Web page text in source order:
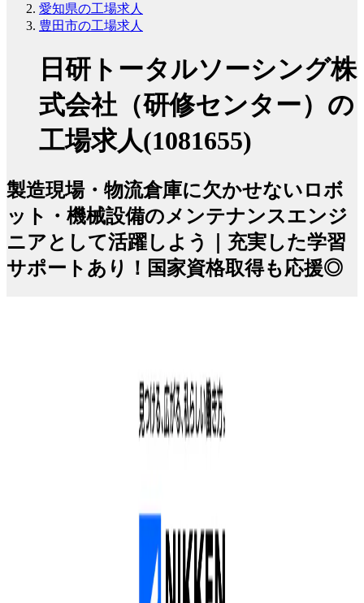
愛知県の工場求人
豊田市の工場求人
日研トータルソーシング株
式会社（研修センター）の
工場求人(1081655)
製造現場・物流倉庫に欠かせないロボ
ット・機械設備のメンテナンスエンジ
ニアとして活躍しよう｜充実した学習
サポートあり！国家資格取得も応援◎